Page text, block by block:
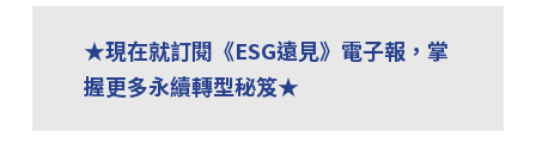
★現在就訂閱《ESG遠見》電子報，掌
握更多永續轉型秘笈★